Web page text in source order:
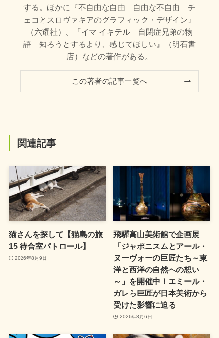
する。ほかに『不自由な自由 自由な不自由 チ
ェコとスロヴァキアのグラフィック・デザイン』
（六耀社）、『イマ イキテル 自閉症兄弟の物
語 知ろうとするより、感じてほしい』（明石書
店）などの著作がある。
この著者の記事一覧へ
関連記事
猫さんを探して【猫島の旅
15 待合室パトロール】
2026年8月9日
飛驒高山美術館で企画展
「ジャポニスムとアール・
ヌーヴォーの巨匠たち～東
洋と西洋の自然への想い
～」を開催中！エミール・
ガレら巨匠が日本美術から
受けた影響に迫る
2026年8月6日